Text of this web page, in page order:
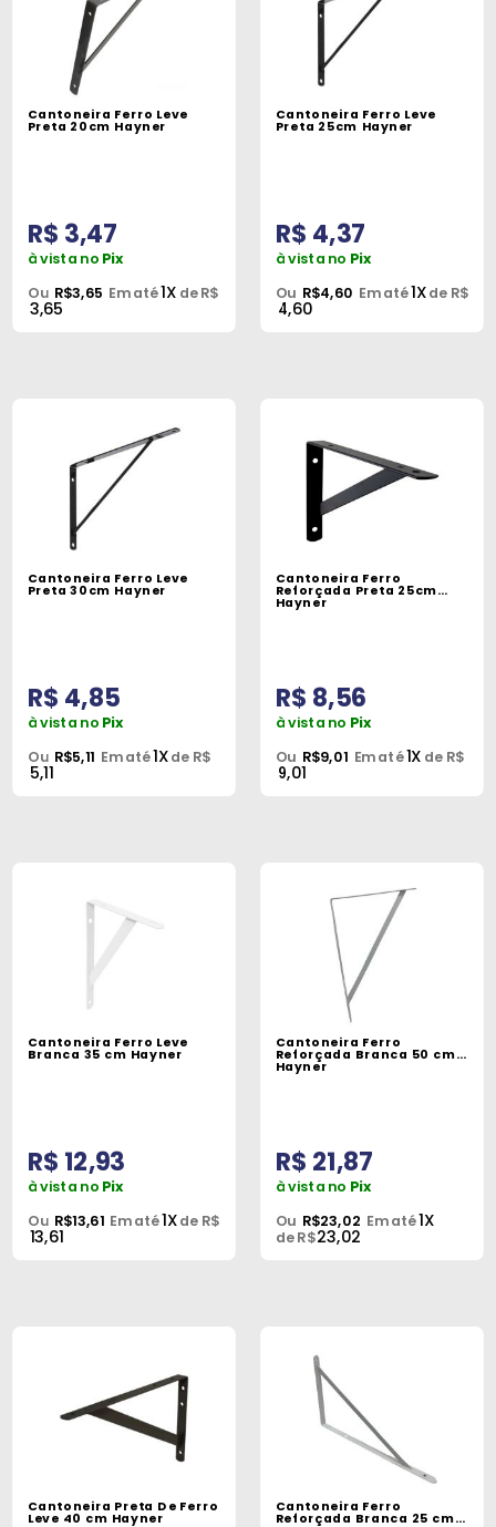
Cantoneira Ferro Leve
Preta 20cm Hayner
R$ 3,47
à vista no Pix
Ou R$3,65 Em até1X de R$
3,65
Cantoneira Ferro Leve
Preta 25cm Hayner
R$ 4,37
à vista no Pix
Ou R$4,60 Em até1Xde R$
4,60
Cantoneira Ferro Leve
Preta 30cm Hayner
R$ 4,85
à vista no Pix
Ou R$5,11 Em até1Xde R$
5,11
Cantoneira Ferro
Reforçada Preta 25cm
Hayner
R$ 8,56
à vista no Pix
Ou R$9,01 Em até1X de R$
9,01
Cantoneira Ferro Leve
Branca 35 cm Hayner
R$ 12,93
à vista no Pix
Ou R$13,61 Em até1Xde R$
13,61
Cantoneira Ferro
Reforçada Branca 50 cm
Hayner
R$ 21,87
à vista no Pix
Ou R$23,02 Em até1X
de R$23,02
Cantoneira Preta De Ferro
Leve 40 cm Hayner
Cantoneira Ferro
Reforçada Branca 25 cm